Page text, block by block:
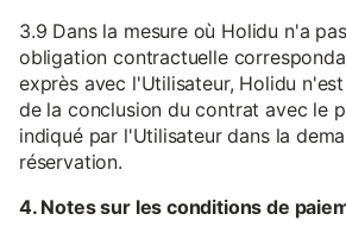
3.9 Dans la mesure où Holidu n'a
obligation contractuelle
exprès avec l'Utilisateur, Holidu
de la conclusion du contrat avec le
indiqué par l'Utilisateur dans la
réservation.
4. Notes sur les conditions de